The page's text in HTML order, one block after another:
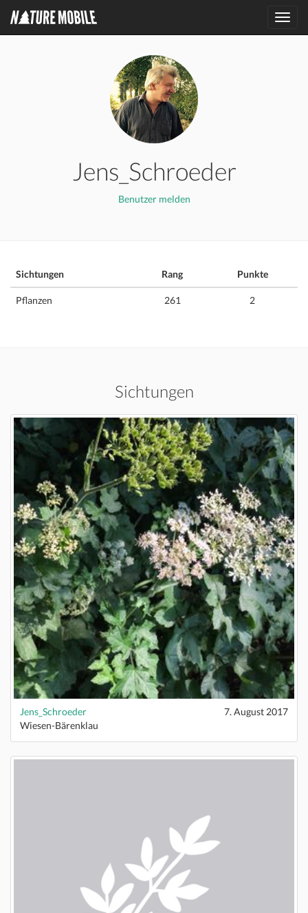
Jens_Schroeder
Benutzer melden
Sichtungen Rang Punkte
Pflanzen 261 2
Sichtungen
Jens_Schroeder
7. August 2017
Wiesen-Bärenklau